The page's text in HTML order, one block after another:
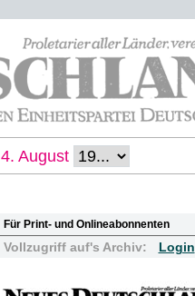
4. August
Für Print- und Onlineabonnenten
Vollzugriff auf's Archiv: Login